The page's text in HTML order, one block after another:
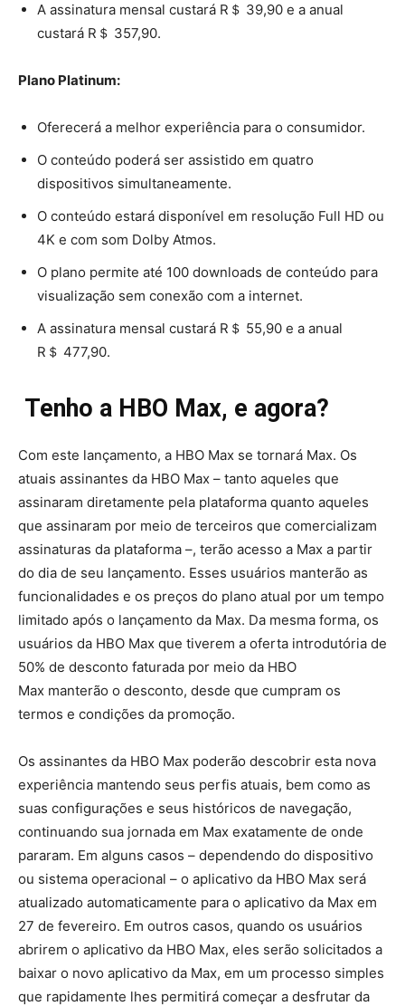
A assinatura mensal custará R＄ 39,90 e a anual
custará R＄ 357,90.
Plano Platinum:
Oferecerá a melhor experiência para o consumidor.
O conteúdo poderá ser assistido em quatro
dispositivos simultaneamente.
O conteúdo estará disponível em resolução Full HD ou
4K e com som Dolby Atmos.
O plano permite até 100 downloads de conteúdo para
visualização sem conexão com a internet.
A assinatura mensal custará R＄ 55,90 e a anual
R＄ 477,90.
Tenho a HBO Max, e agora?
Com este lançamento, a HBO Max se tornará Max. Os
atuais assinantes da HBO Max – tanto aqueles que
assinaram diretamente pela plataforma quanto aqueles
que assinaram por meio de terceiros que comercializam
assinaturas da plataforma –, terão acesso a Max a partir
do dia de seu lançamento. Esses usuários manterão as
funcionalidades e os preços do plano atual por um tempo
limitado após o lançamento da Max. Da mesma forma, os
usuários da HBO Max que tiverem a oferta introdutória de
50% de desconto faturada por meio da HBO
Max manterão o desconto, desde que cumpram os
termos e condições da promoção.
Os assinantes da HBO Max poderão descobrir esta nova
experiência mantendo seus perfis atuais, bem como as
suas configurações e seus históricos de navegação,
continuando sua jornada em Max exatamente de onde
pararam. Em alguns casos – dependendo do dispositivo
ou sistema operacional – o aplicativo da HBO Max será
atualizado automaticamente para o aplicativo da Max em
27 de fevereiro. Em outros casos, quando os usuários
abrirem o aplicativo da HBO Max, eles serão solicitados a
baixar o novo aplicativo da Max, em um processo simples
que rapidamente lhes permitirá começar a desfrutar da